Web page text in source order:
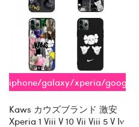
iphone/galaxy/xperia/
Kaws カウズブランド 激安
Xperia 1 Viii V 10 Vii Viii 5 V Iv